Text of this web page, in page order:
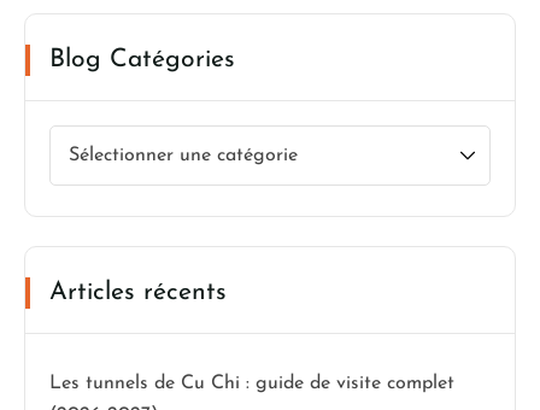
Blog Catégories
Articles récents
Les tunnels de Cu Chi : guide de visite complet